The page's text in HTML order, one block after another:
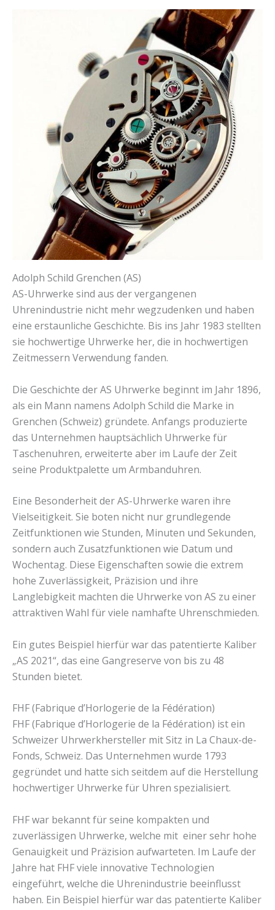
Adolph Schild Grenchen (AS)
AS-Uhrwerke sind aus der vergangenen
Uhrenindustrie nicht mehr wegzudenken und haben
eine erstaunliche Geschichte. Bis ins Jahr 1983 stellten
sie hochwertige Uhrwerke her, die in hochwertigen
Zeitmessern Verwendung fanden.
Die Geschichte der AS Uhrwerke beginnt im Jahr 1896,
als ein Mann namens Adolph Schild die Marke in
Grenchen (Schweiz) gründete. Anfangs produzierte
das Unternehmen hauptsächlich Uhrwerke für
Taschenuhren, erweiterte aber im Laufe der Zeit
seine Produktpalette um Armbanduhren.
Eine Besonderheit der AS-Uhrwerke waren ihre
Vielseitigkeit. Sie boten nicht nur grundlegende
Zeitfunktionen wie Stunden, Minuten und Sekunden,
sondern auch Zusatzfunktionen wie Datum und
Wochentag. Diese Eigenschaften sowie die extrem
hohe Zuverlässigkeit, Präzision und ihre
Langlebigkeit machten die Uhrwerke von AS zu einer
attraktiven Wahl für viele namhafte Uhrenschmieden.
Ein gutes Beispiel hierfür war das patentierte Kaliber
„AS 2021“, das eine Gangreserve von bis zu 48
Stunden bietet.
FHF (Fabrique d’Horlogerie de la Fédération)
FHF (Fabrique d’Horlogerie de la Fédération) ist ein
Schweizer Uhrwerkhersteller mit Sitz in La Chaux-de-
Fonds, Schweiz. Das Unternehmen wurde 1793
gegründet und hatte sich seitdem auf die Herstellung
hochwertiger Uhrwerke für Uhren spezialisiert.
FHF war bekannt für seine kompakten und
zuverlässigen Uhrwerke, welche mit einer sehr hohe
Genauigkeit und Präzision aufwarteten. Im Laufe der
Jahre hat FHF viele innovative Technologien
eingeführt, welche die Uhrenindustrie beeinflusst
haben. Ein Beispiel hierfür war das patentierte Kaliber